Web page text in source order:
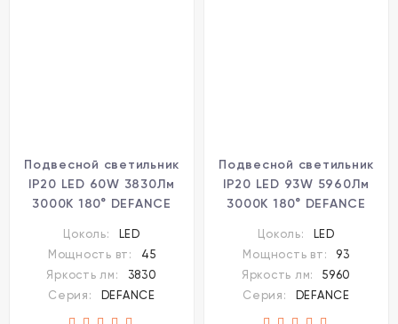
Подвесной светильник
IP20 LED 60W 3830Лм
3000K 180° DEFANCE
Цоколь:
LED
Мощность вт:
45
Яркость лм:
3830
Серия:
DEFANCE
Подвесной светильник
IP20 LED 93W 5960Лм
3000K 180° DEFANCE
Цоколь:
LED
Мощность вт:
93
Яркость лм:
5960
Серия:
DEFANCE